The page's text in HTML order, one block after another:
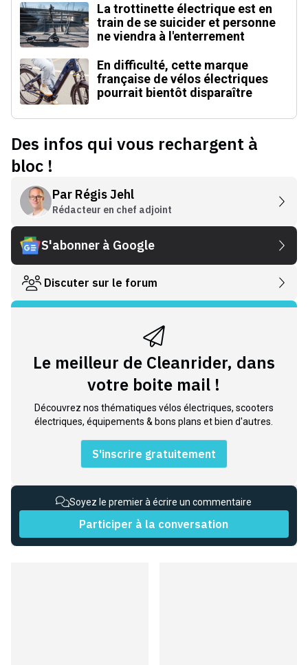
La trottinette électrique est en
train de se suicider et personne
ne viendra à l'enterrement
En difficulté, cette marque
française de vélos électriques
pourrait bientôt disparaître
Des infos qui vous rechargent à
bloc !
Par Régis Jehl
Rédacteur en chef adjoint
S'abonner à Google
Discuter sur le forum
Le meilleur de Cleanrider, dans
votre boite mail !
Découvrez nos thématiques vélos électriques, scooters
électriques, équipements & bons plans et bien d'autres.
S'inscrire gratuitement
Soyez le premier à écrire un commentaire
Participer à la conversation